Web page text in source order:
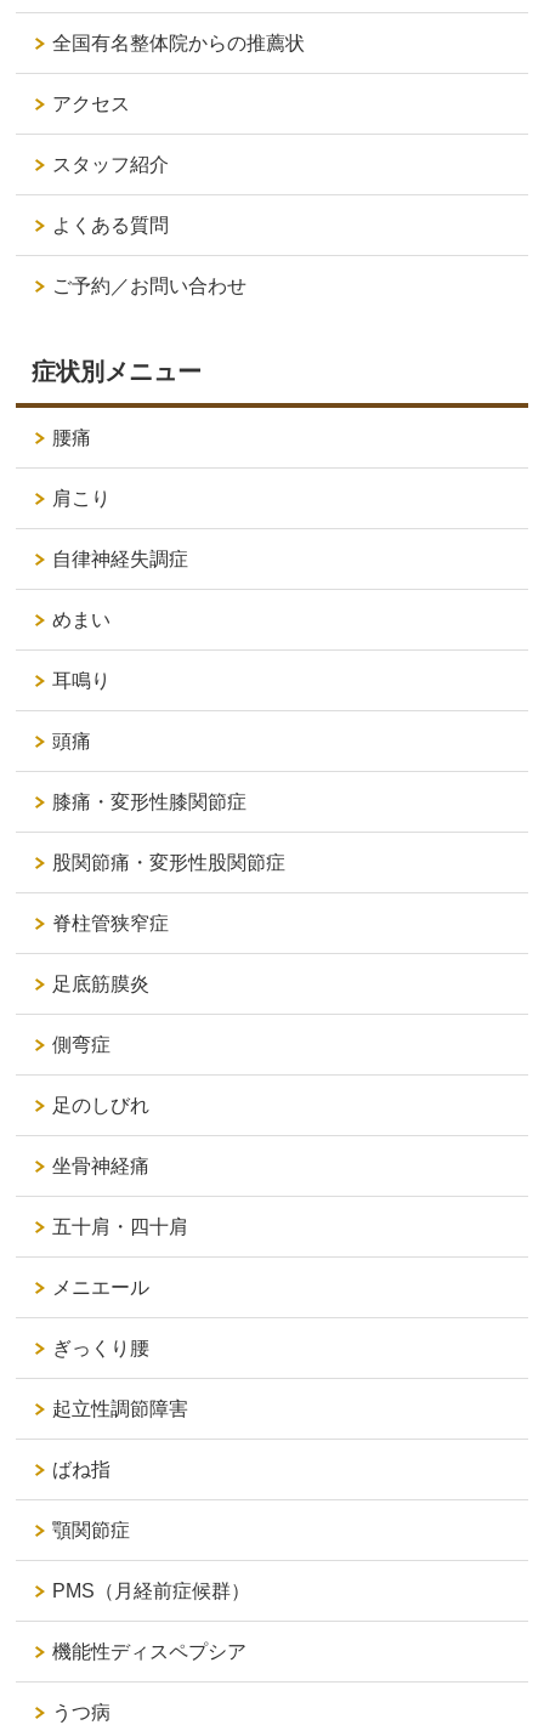
全国有名整体院からの推薦状
アクセス
スタッフ紹介
よくある質問
ご予約／お問い合わせ
症状別メニュー
腰痛
肩こり
自律神経失調症
めまい
耳鳴り
頭痛
膝痛・変形性膝関節症
股関節痛・変形性股関節症
脊柱管狭窄症
足底筋膜炎
側弯症
足のしびれ
坐骨神経痛
五十肩・四十肩
メニエール
ぎっくり腰
起立性調節障害
ばね指
顎関節症
PMS（月経前症候群）
機能性ディスペプシア
うつ病